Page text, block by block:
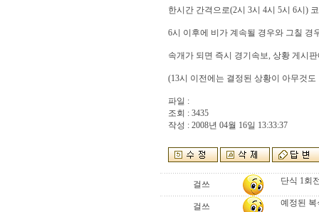
한시간 간격으로(2시 3시 4시 5시 6시)
6시 이후에 비가 계속될 경우와 그칠 경
속개가 되면 즉시 경기속보, 상황 게시
(13시 이전에는 결정된 상황이 아무것도
파일 :
조회 : 3435
작성 : 2008년 04월 16일 13:33:37
걸쓰 단식 1회
걸쓰 예정된